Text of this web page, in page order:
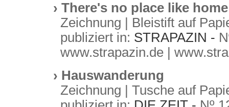
› There's no place like home
Zeichnung | Bleistift auf
publiziert in: STRAPAZIN -
www.strapazin.de
› Hauswanderung
Zeichnung | Tusche auf